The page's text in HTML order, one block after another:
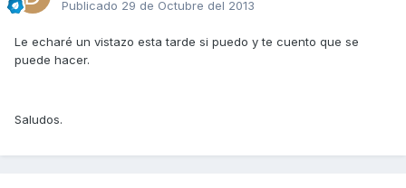
Publicado 29 de Octubre del 2013
Le echaré un vistazo esta tarde si puedo y te cuento que se
puede hacer.
Saludos.